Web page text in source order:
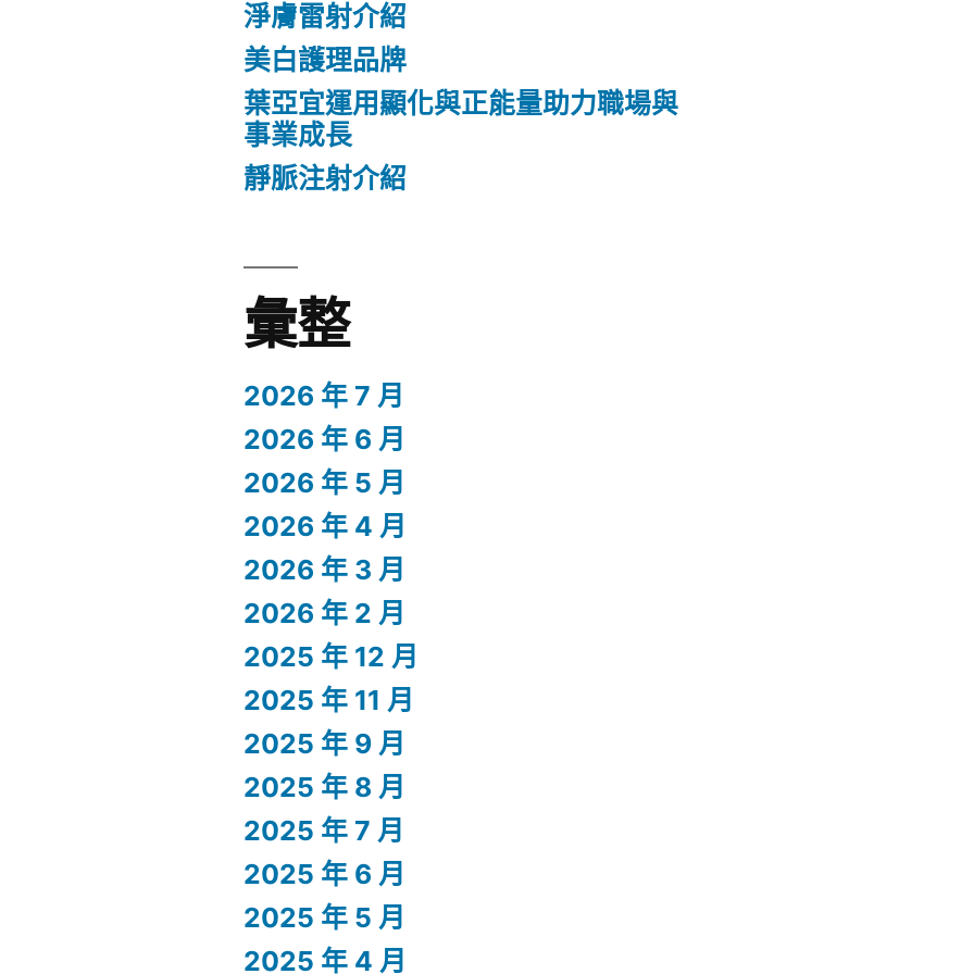
淨膚雷射介紹
美白護理品牌
葉亞宜運用顯化與正能量助力職場與
事業成長
靜脈注射介紹
彙整
2026 年 7 月
2026 年 6 月
2026 年 5 月
2026 年 4 月
2026 年 3 月
2026 年 2 月
2025 年 12 月
2025 年 11 月
2025 年 9 月
2025 年 8 月
2025 年 7 月
2025 年 6 月
2025 年 5 月
2025 年 4 月